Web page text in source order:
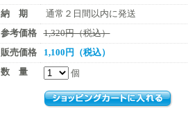
納 期
通常２日間以内に発送
参考価格
1,320円（税込）
販売価格
1,100円（税込）
数 量
個